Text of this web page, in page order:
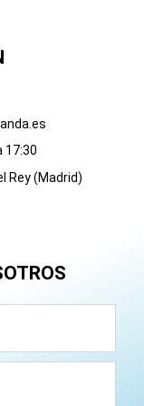
17:30
Rey (Madrid)